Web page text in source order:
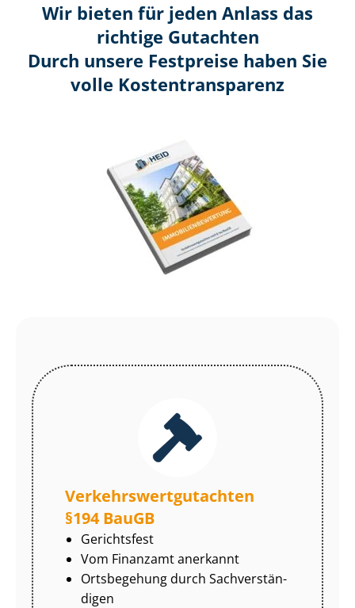
Wir bieten für jeden Anlass das
richtige Gutachten
Durch unsere Festpreise haben Sie
volle Kosten­transparenz
Ver­kehrs­wert­gut­ach­ten
§194 BauGB
Gerichtsfest
Vom Finanzamt anerkannt
Ortsbegehung durch Sach­ver­stän­
di­gen